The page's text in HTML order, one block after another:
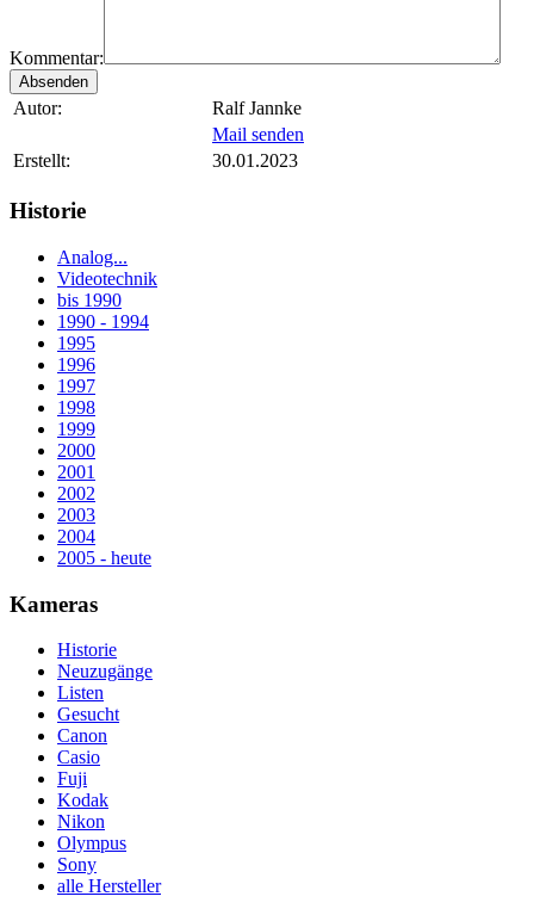
Kommentar:
Autor:
Ralf Jannke
Mail senden
Erstellt:
30.01.2023
Historie
Analog...
Videotechnik
bis 1990
1990 - 1994
1995
1996
1997
1998
1999
2000
2001
2002
2003
2004
2005 - heute
Kameras
Historie
Neuzugänge
Listen
Gesucht
Canon
Casio
Fuji
Kodak
Nikon
Olympus
Sony
alle Hersteller